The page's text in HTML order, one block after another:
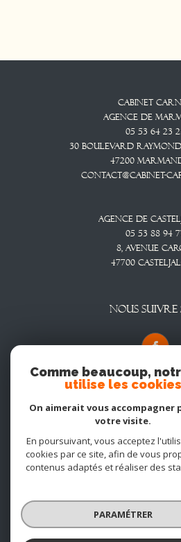
Cabinet
Agence De
05 53 64 23
30 Boulevard
47200
contact@cabinet-
Agence De
05 53 88 94
8, Avenue
47700
NOUS SUIVRE
© 2026 | Tous droits réservés |
Comme beaucoup,
utilise les cookies
On aimerait vous accompagner
votre visite.
En poursuivant, vous acceptez
cookies par ce site, afin de vous
contenus adaptés et réaliser des
PARAMÉTRER